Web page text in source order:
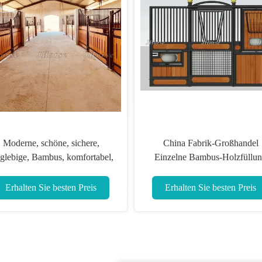
China Fabrik-Großhandel
Einzelne Bambus-Holzfüllung
Erhalten Sie besten Preis
Persönlich angepasste
Pferdestall-Panels
zusammengesetzt
Erhalten Sie besten